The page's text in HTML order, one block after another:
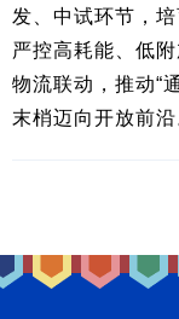
发、中试环节，
严控高耗能、低
物流联动，推动“
末梢迈向开放前沿